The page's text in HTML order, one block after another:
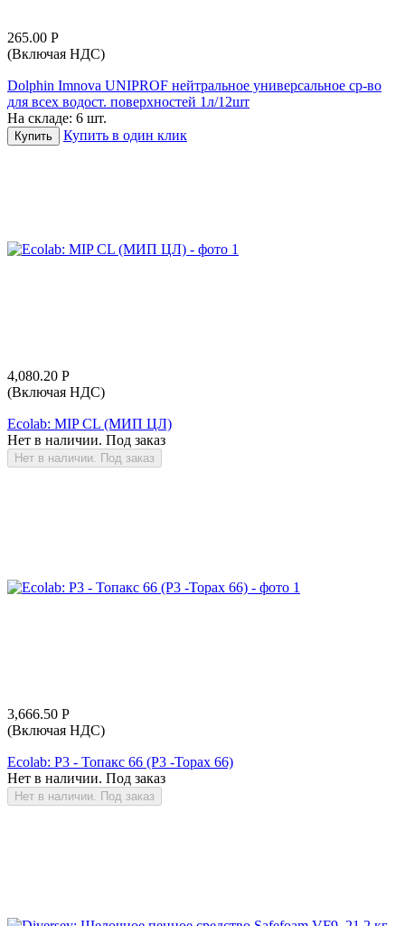
265.00 Р
(Включая НДС)
Dolphin Imnova UNIPROF нейтральное универсальное ср-во
для всех водост. поверхностей 1л/12шт
На складе: 6 шт.
Купить Купить в один клик
4,080.20 Р
(Включая НДС)
Ecolab: MIP CL (МИП ЦЛ)
Нет в наличии. Под заказ
Нет в наличии. Под заказ
3,666.50 Р
(Включая НДС)
Ecolab: Р3 - Топакс 66 (Р3 -Topax 66)
Нет в наличии. Под заказ
Нет в наличии. Под заказ